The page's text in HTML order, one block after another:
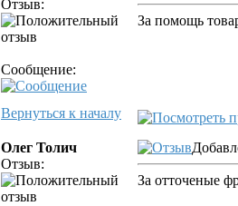
Отзыв:
Сообщение:
За помощь
Вернуться к началу
Олег Толич
Отзыв:
За отточеные